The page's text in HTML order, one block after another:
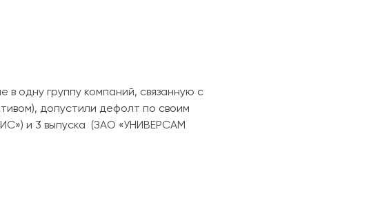
одну группу компаний, связанную с
допустили дефолт по своим
и 3 выпуска (ЗАО «УНИВЕРСАМ